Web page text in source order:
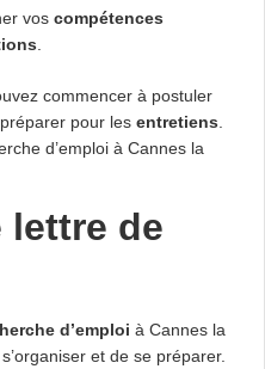
vos compétences
.
commencer à postuler
pour les entretiens.
d’emploi à Cannes la
lettre de
d’emploi à Cannes la
et de se préparer.